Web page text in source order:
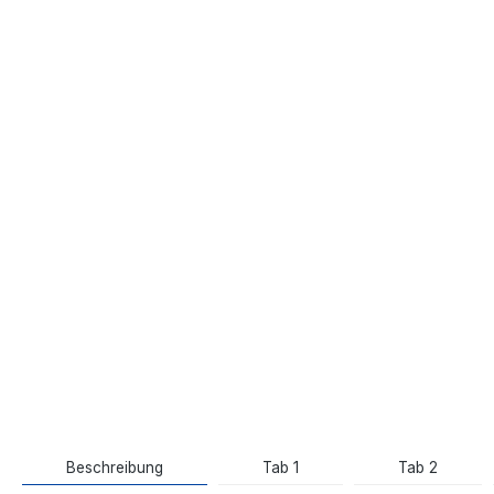
Beschreibung Tab 1 Tab 2